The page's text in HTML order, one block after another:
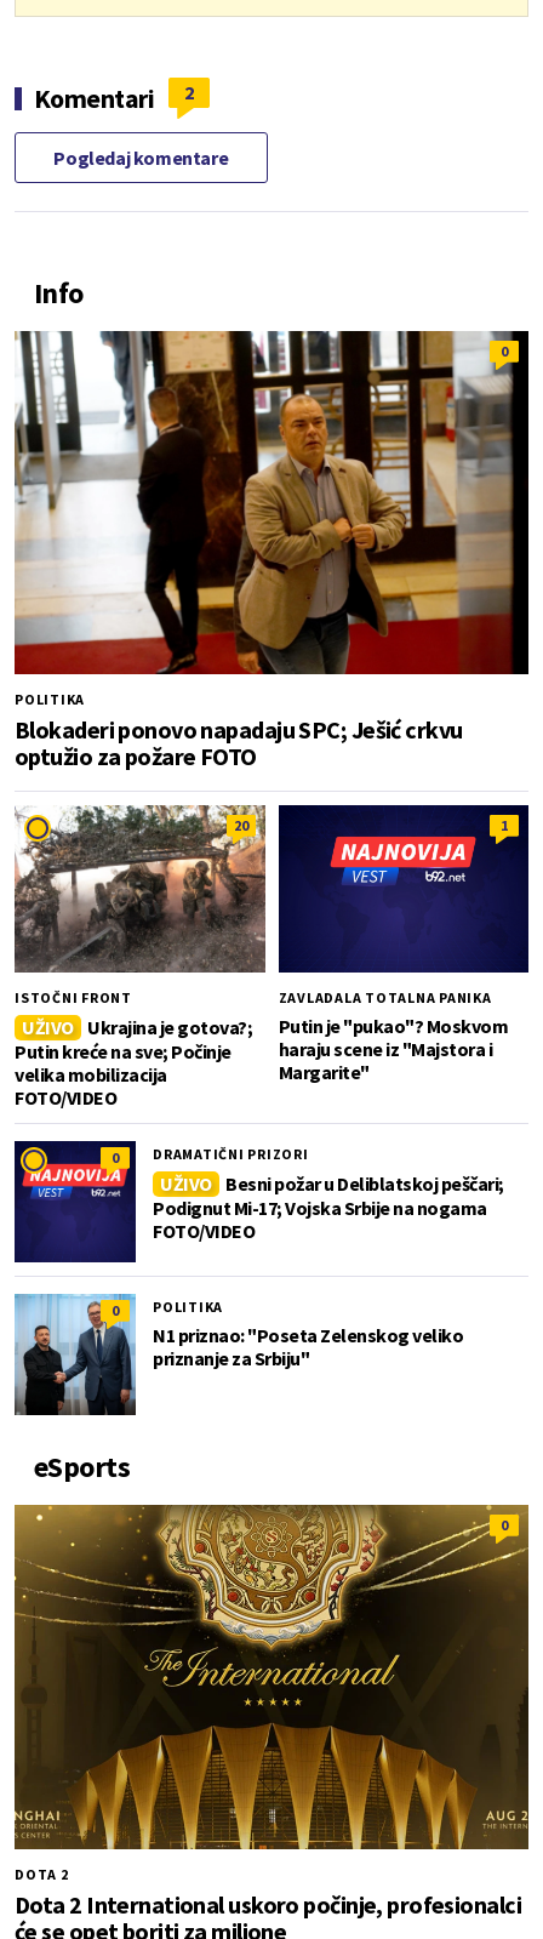
Komentari 2
Pogledaj komentare
Info
0
POLITIKA
Blokaderi ponovo napadaju SPC; Ješić crkvu
optužio za požare FOTO
20
ISTOČNI FRONT
UŽIVO
Ukrajina je gotova?;
Putin kreće na sve; Počinje
velika mobilizacija
FOTO/VIDEO
1
ZAVLADALA TOTALNA PANIKA
Putin je "pukao"? Moskvom
haraju scene iz "Majstora i
Margarite"
0 DRAMATIČNI PRIZORI
UŽIVO
Besni požar u Deliblatskoj peščari;
Podignut Mi-17; Vojska Srbije na nogama
FOTO/VIDEO
0 POLITIKA
N1 priznao: "Poseta Zelenskog veliko
priznanje za Srbiju"
eSports
0
DOTA 2
Dota 2 International uskoro počinje, profesionalci
će se opet boriti za milione